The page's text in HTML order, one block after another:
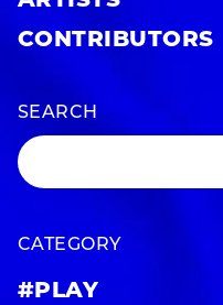
CONTRIBUTORS
SEARCH
CATEGORY
#PLAY